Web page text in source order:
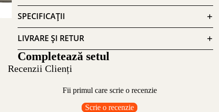
SPECIFICAȚII
LIVRARE ȘI RETUR
Completează setul
Recenzii Clienți
Fii primul care scrie o recenzie
Scrie o recenzie